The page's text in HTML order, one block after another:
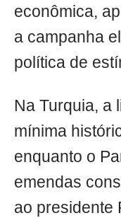
econômica,
a campanha
política de
Na Turquia, a
mínima
enquanto o
emendas
ao presidente